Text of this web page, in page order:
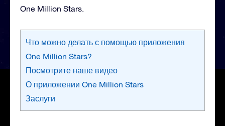
One Million Stars.
Что можно делать с помощью приложения
One Million Stars?
Посмотрите наше видео
О приложении One Million Stars
Заслуги